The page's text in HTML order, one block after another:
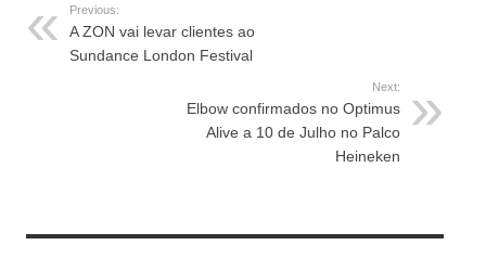
Previous:
A ZON vai levar clientes ao
Sundance London Festival
Next:
Elbow confirmados no Optimus
Alive a 10 de Julho no Palco
Heineken